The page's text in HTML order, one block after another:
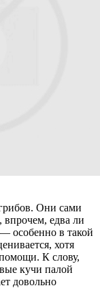
Они сами
впрочем, едва ли
особенно в такой
хотя
К слову,
кучи палой
довольно